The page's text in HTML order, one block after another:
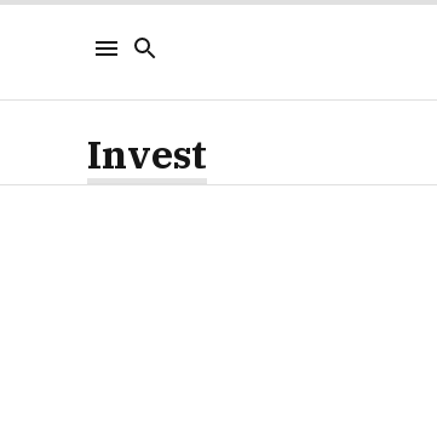
Invest